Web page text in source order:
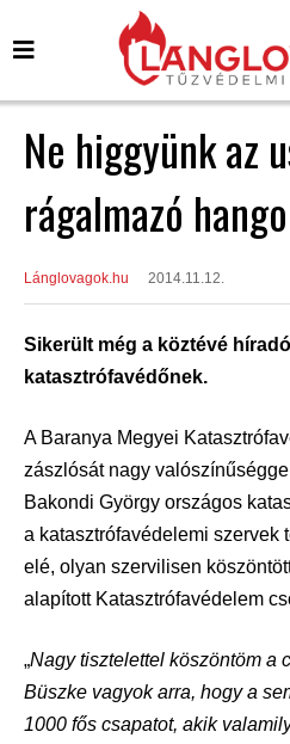
Ne higgyünk az
rágalmazó
Lánglovagok.hu 2014.11.12.
Sikerült még a köztévé
katasztrófavédőnek.
A Baranya Megyei
zászlósát nagy
Bakondi György országos
a katasztrófavédelemi szervek
elé, olyan szervilisen
alapított Katasztrófavédelem
„Nagy tisztelettel köszöntöm a
Büszke vagyok arra, hogy a
1000 fős csapatot, akik